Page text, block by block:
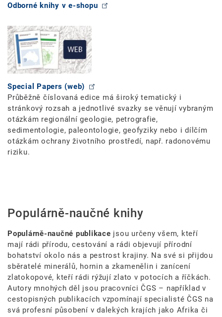
Odborné knihy v e-shopu
Special Papers (web)
Průběžně číslovaná edice má široký tematický i
stránkový rozsah a jednotlivé svazky se věnují vybraným
otázkám regionální geologie, petrografie,
sedimentologie, paleontologie, geofyziky nebo i dílčím
otázkám ochrany životního prostředí, např. radonovému
riziku.
Populárně-naučné knihy
Populárně-naučné publikace jsou určeny všem, kteří
mají rádi přírodu, cestování a rádi objevují přírodní
bohatství okolo nás a pestrost krajiny. Na své si přijdou
sběratelé minerálů, hornin a zkamenělin i zanícení
zlatokopové, kteří rádi rýžují zlato v potocích a říčkách.
Autory mnohých děl jsou pracovníci ČGS – například v
cestopisných publikacích vzpomínají specialisté ČGS na
svá profesní působení v dalekých krajích jako Afrika či